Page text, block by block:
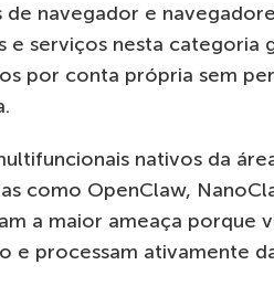
de navegador e
e serviços nesta categoria
por conta própria sem
nativos da
como OpenClaw,
a maior ameaça porque
e processam ativamente